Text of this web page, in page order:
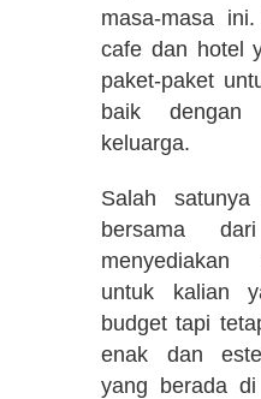
masa-masa
cafe dan hotel
paket-paket
baik dengan
keluarga.
Salah
bersama
menyediakan
untuk kalian
budget tapi
enak dan
yang berada